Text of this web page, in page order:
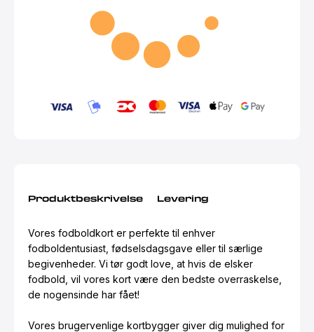
Produktbeskrivelse Levering
Vores fodboldkort er perfekte til enhver
fodboldentusiast, fødselsdagsgave eller til særlige
begivenheder. Vi tør godt love, at hvis de elsker
fodbold, vil vores kort være den bedste overraskelse,
de nogensinde har fået!
Vores brugervenlige kortbygger giver dig mulighed for